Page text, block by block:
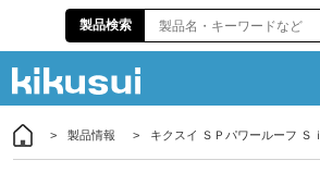
企業情報
製品検索
製品情報 キクスイ ＳＰパワールーフ Ｓｉ